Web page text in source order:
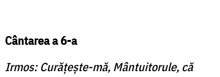
Cântarea a 6-a
Irmos: Curăţeşte-mă, Mântuitorule, că